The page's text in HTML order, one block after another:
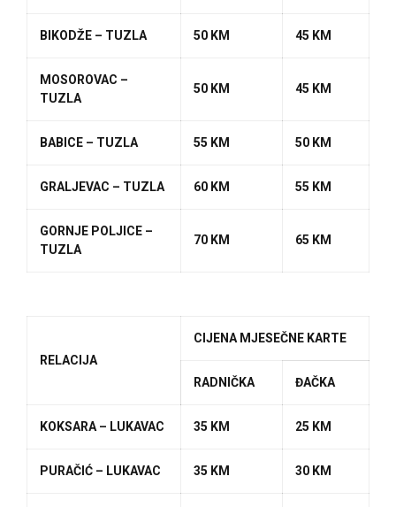
BIKODŽE – TUZLA 50 KM 45 KM
MOSOROVAC –
TUZLA
50 KM 45 KM
BABICE – TUZLA 55 KM 50 KM
GRALJEVAC – TUZLA 60 KM 55 KM
GORNJE POLJICE –
TUZLA
70 KM 65 KM
RELACIJA
CIJENA MJESEČNE KARTE
RADNIČKA ĐAČKA
KOKSARA – LUKAVAC 35 KM 25 KM
PURAČIĆ – LUKAVAC 35 KM 30 KM